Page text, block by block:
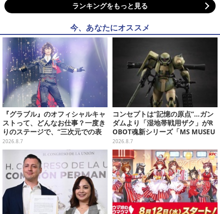
ランキングをもっと見る
今、あなたにオススメ
『グラブル』のオフィシャルキャ
ストって、どんなお仕事？一度き
りのステージで、“三次元での表
現”に全力を懸けるキャスト陣の
舞台裏【インタビュー】
2026.8.7
コンセプトは“記憶の原点”…ガン
ダムより「湿地帯戦用ザク」がR
OBOT魂新シリーズ「MS MUSEU
M」で商品化！博物館イメージの
ベースも注目
2026.8.7